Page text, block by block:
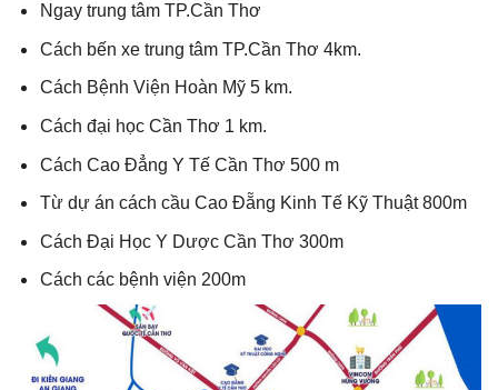
Ngay trung tâm TP.Cần Thơ
Cách bến xe trung tâm TP.Cần Thơ 4km.
Cách Bệnh Viện Hoàn Mỹ 5 km.
Cách đại học Cần Thơ 1 km.
Cách Cao Đẳng Y Tế Cần Thơ 500 m
Từ dự án cách cầu Cao Đẵng Kinh Tế Kỹ Thuật 800m
Cách Đại Học Y Dược Cần Thơ 300m
Cách các bệnh viện 200m